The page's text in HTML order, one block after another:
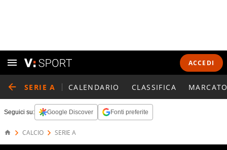
ACCEDI
SERIE A CALENDARIO CLASSIFICA
Seguici su: Google Discover Fonti preferite
CALCIO SERIE A